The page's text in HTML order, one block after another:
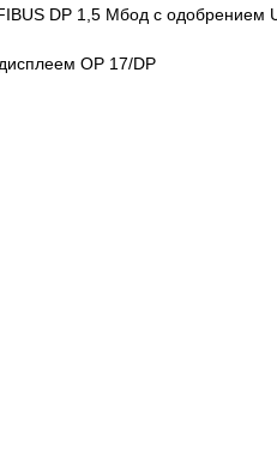
DP 1,5 Мбод с одобрением
OP 17/DP